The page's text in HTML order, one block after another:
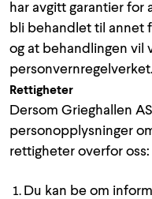
har avgitt garantier for
bli behandlet til annet
og at behandlingen vil
personvernregelverket.
Rettigheter
Dersom Grieghallen
personopplysninger
rettigheter overfor oss:
Du kan be om